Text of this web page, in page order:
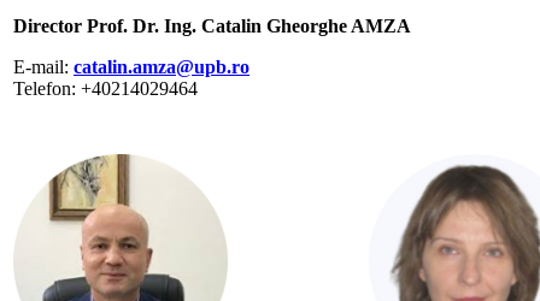
Director Prof. Dr. Ing. Catalin Gheorghe AMZA
E-mail: catalin.amza@upb.ro
Telefon: +40214029464